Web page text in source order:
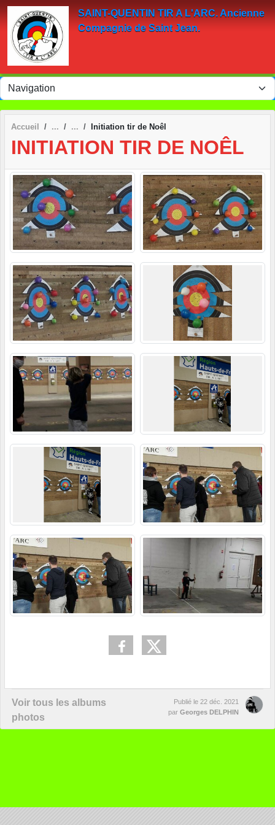
SAINT-QUENTIN TIR A L'ARC. Ancienne
Compagnie de Saint Jean.
Accueil Initiation tir de Noêl
INITIATION TIR DE NOÊL
Voir tous les albums
photos
Publié le 22 déc. 2021
par Georges DELPHIN
Panneau de gestion des cookies